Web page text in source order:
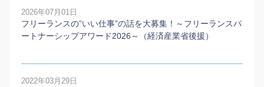
2026年07月01日
フリーランスの”いい仕事”の話を大募集！～フリーランスパ
ートナーシップアワード2026～（経済産業省後援）
2022年03月29日